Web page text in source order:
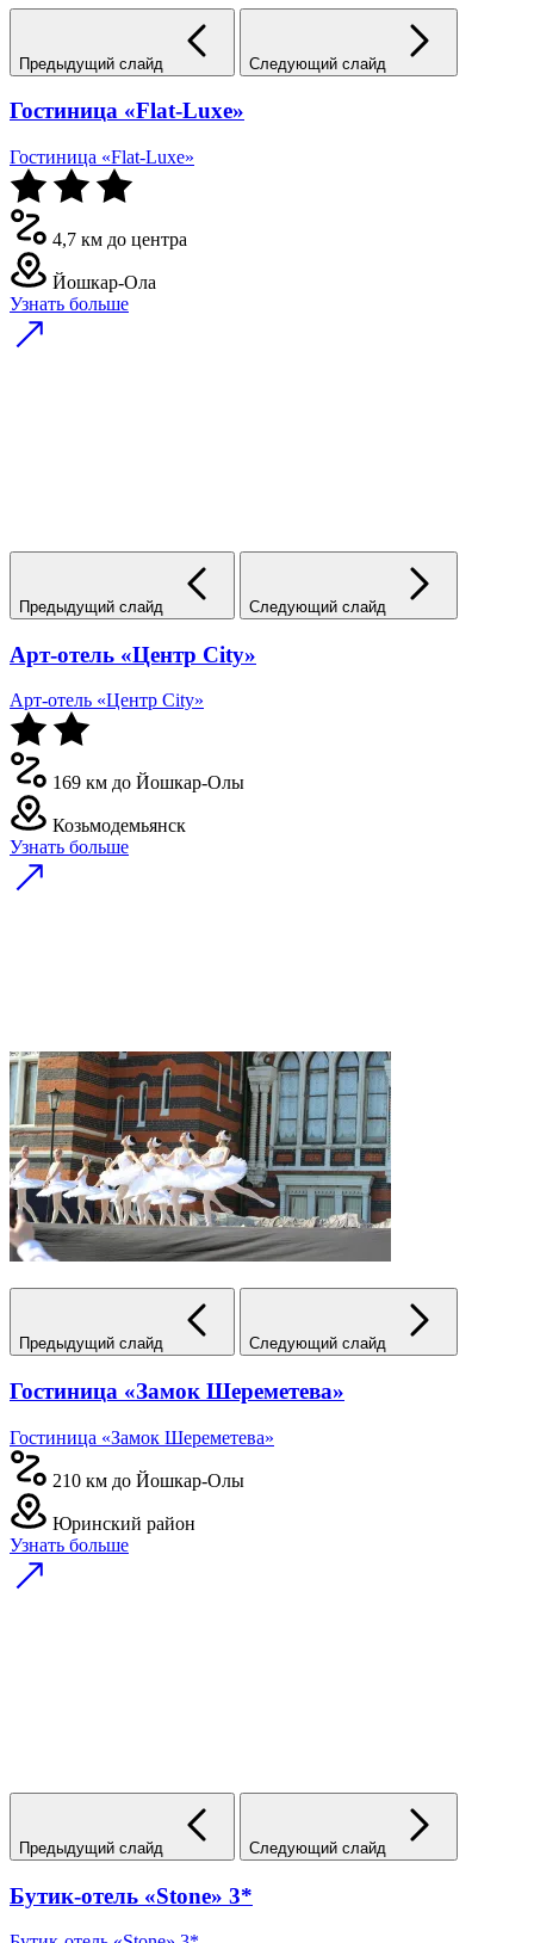
Предыдущий слайд Следующий слайд
Гостиница «Flat-Luxe»
Гостиница «Flat-Luxe»
4,7 км до центра
Йошкар-Ола
Узнать больше
Предыдущий слайд Следующий слайд
Арт-отель «Центр City»
Арт-отель «Центр City»
169 км до Йошкар-Олы
Козьмодемьянск
Узнать больше
Предыдущий слайд Следующий слайд
Гостиница «Замок Шереметева»
Гостиница «Замок Шереметева»
210 км до Йошкар-Олы
Юринский район
Узнать больше
Предыдущий слайд Следующий слайд
Бутик-отель «Stone» 3*